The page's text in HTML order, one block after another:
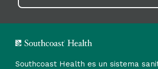
Southcoast Health es un sistema